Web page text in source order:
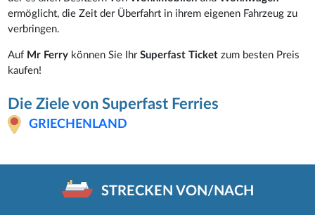
ermöglicht, die Zeit der Überfahrt in ihrem eigenen Fahrzeug zu
verbringen.
Auf Mr Ferry können Sie IhrSuperfast Ticket zum besten Preis
kaufen!
Die Ziele von Superfast Ferries
GRIECHENLAND
STRECKEN VON/NACH